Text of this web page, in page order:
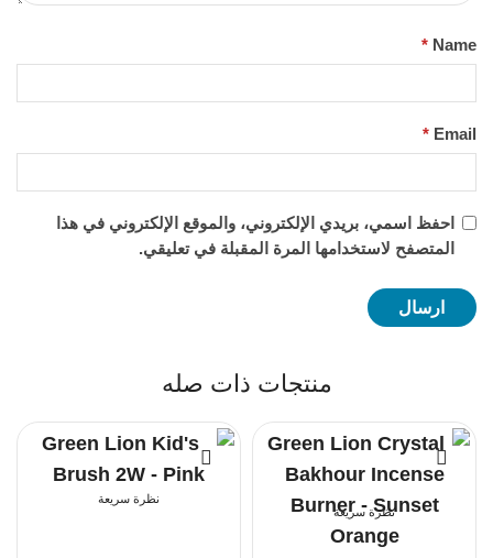
Name
*
Email
*
احفظ اسمي، بريدي الإلكتروني، والموقع الإلكتروني في هذا
المتصفح لاستخدامها المرة المقبلة في تعليقي.
منتجات ذات صله
نظرة سريعة
نظرة سريعة